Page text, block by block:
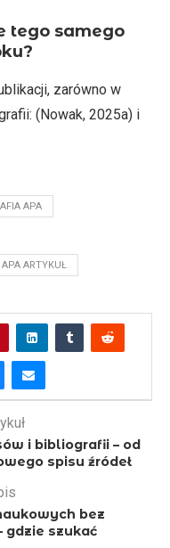
tego samego
zarówno w
(Nowak, 2025a) i
APA
ARTYKUŁ
i bibliografii – od
spisu źródeł
bez
gdzie szukać